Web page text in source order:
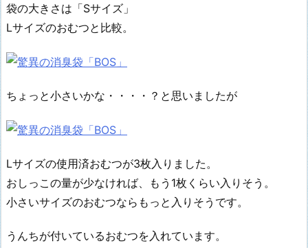
袋の大きさは「Sサイズ」
Lサイズのおむつと比較。
ちょっと小さいかな・・・・？と思いましたが
Lサイズの使用済おむつが3枚入りました。
おしっこの量が少なければ、もう1枚くらい入りそう。
小さいサイズのおむつならもっと入りそうです。
うんちが付いているおむつを入れています。